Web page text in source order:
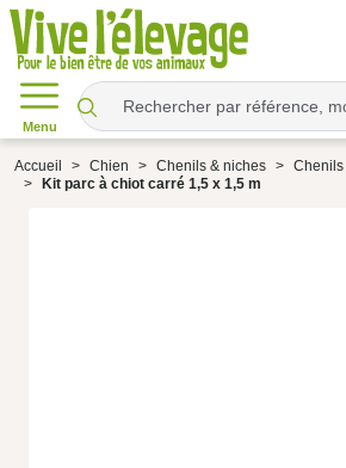
Menu
Accueil Chien Chenils & niches
Chenils
Kit parc à chiot carré 1,5 x 1,5 m